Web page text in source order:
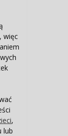
więc
,
lub